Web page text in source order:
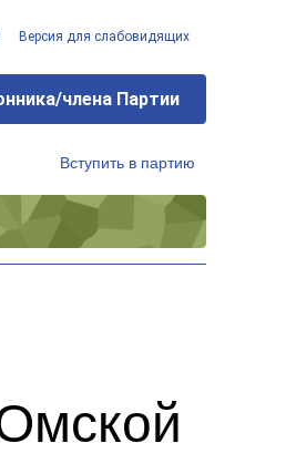
Версия для слабовидящих
члена Партии
Вступить в партию